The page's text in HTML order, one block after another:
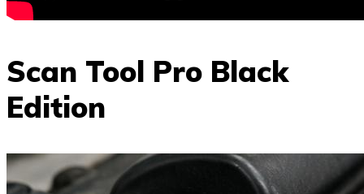
Scan Tool Pro Black
Edition